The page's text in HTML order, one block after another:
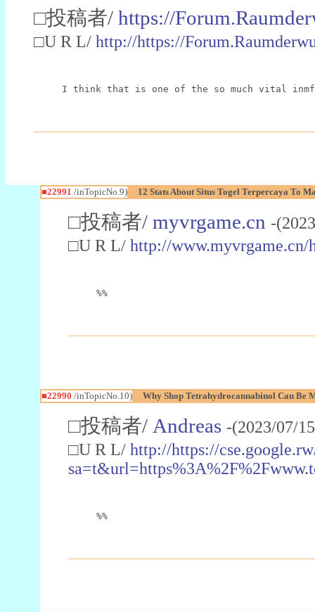
□投稿者/ https://
□U R L/ http://https://
I think that is one of the so much vital
■22991 /inTopicNo.9) 12 Stats About Situs Togel Terpercaya To
□投稿者/ myvrgame.cn -
□U R L/ http://www.myvrgame.cn/
%%
■22990 /inTopicNo.10) Why Shop Tetrahydrocannabinol Can Be
□投稿者/ Andreas -(2023/07/
□U R L/ http://https://
%%